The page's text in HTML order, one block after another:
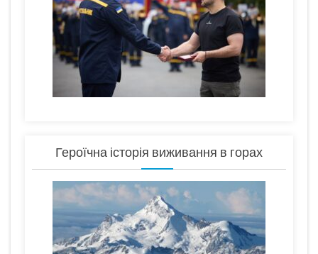
Героїчна історія виживання в горах